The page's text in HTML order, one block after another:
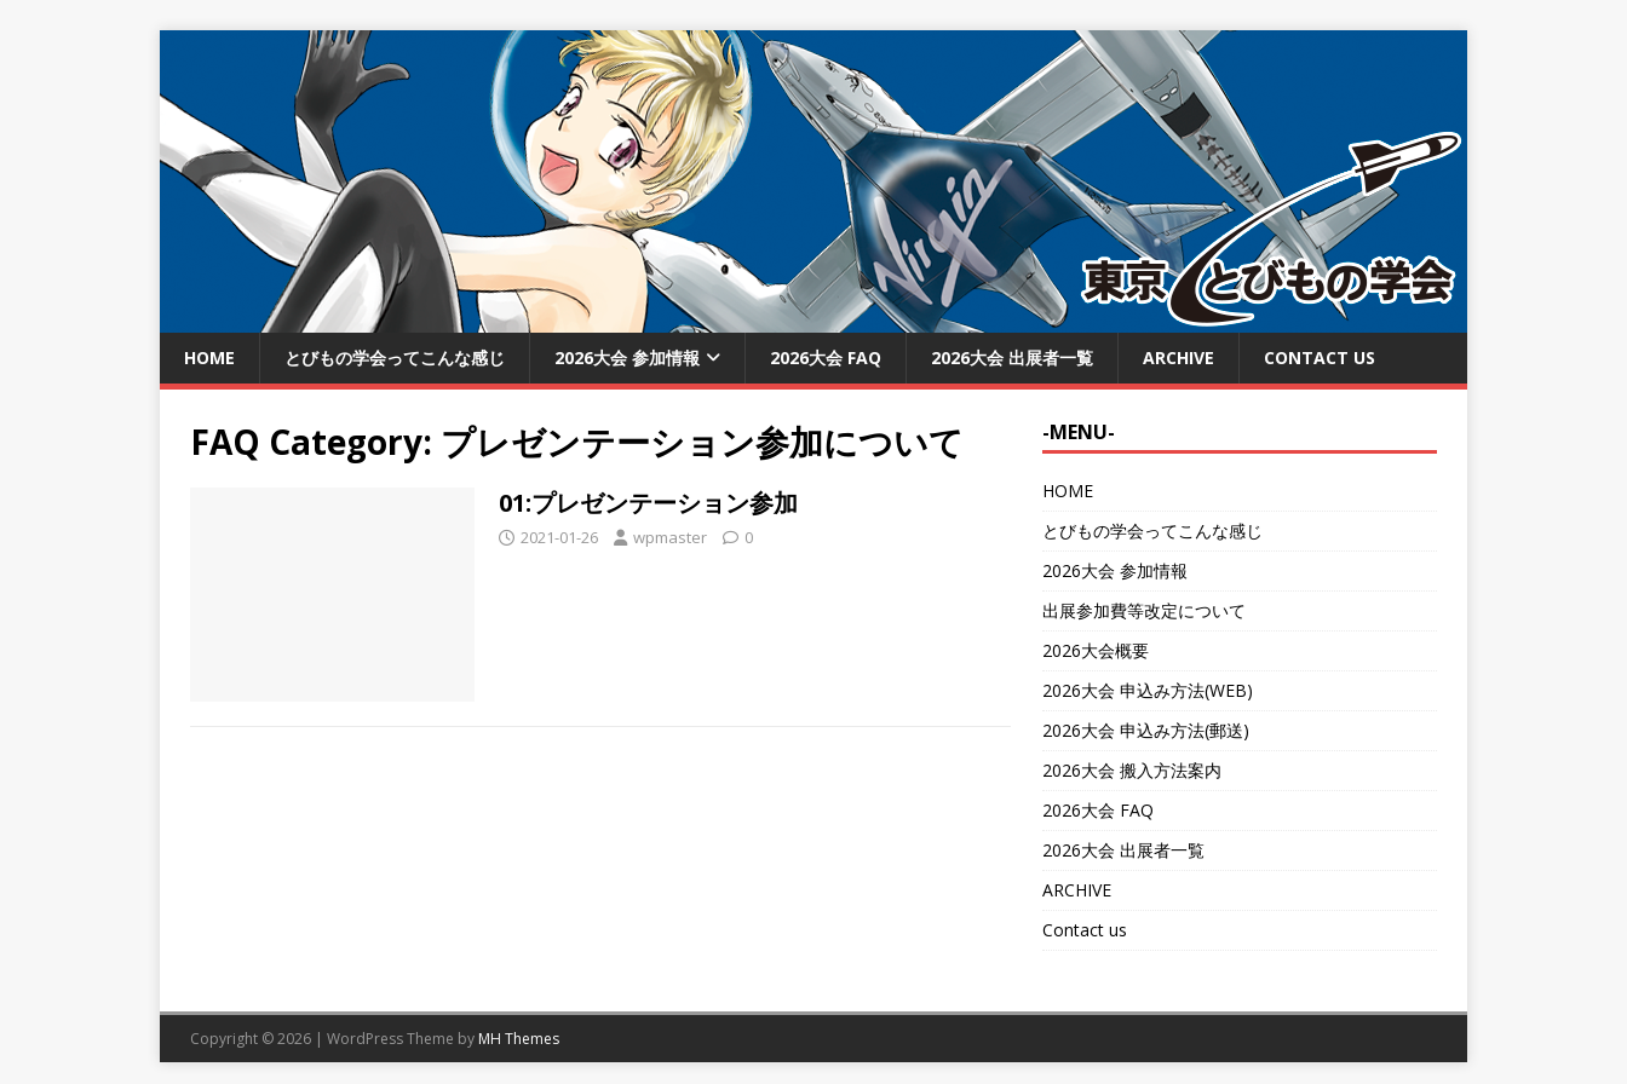
HOME とびもの学会ってこんな感じ 2026大会 参加情報 2026大会 FAQ 2026大会 出展者一覧 ARCHIVE CONTACT US
FAQ Category: プレゼンテーション参加について
01:プレゼンテーション参加
2021-01-26 wpmaster 0
-MENU-
HOME
とびもの学会ってこんな感じ
2026大会 参加情報
出展参加費等改定について
2026大会概要
2026大会 申込み方法(WEB)
2026大会 申込み方法(郵送)
2026大会 搬入方法案内
2026大会 FAQ
2026大会 出展者一覧
ARCHIVE
Contact us
Copyright © 2026 | WordPress Theme by MH Themes